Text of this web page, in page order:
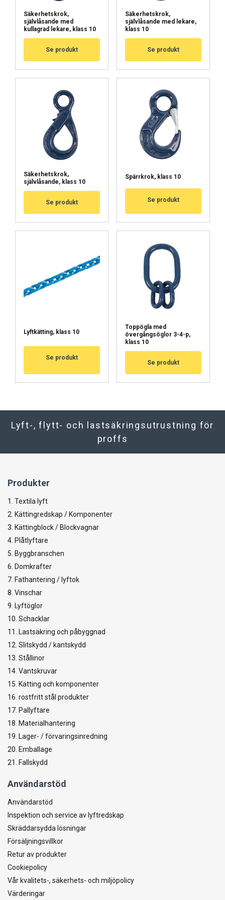
Säkerhetskrok,
självlåsande med
kullagrad lekare, klass 10
Se produkt
Säkerhetskrok,
självlåsande med lekare,
klass 10
Se produkt
Säkerhetskrok,
självlåsande, klass 10
Se produkt
Spärrkrok, klass 10
Se produkt
Lyftkätting, klass 10
Se produkt
Toppögla med
övergångsöglor 3-4-p,
klass 10
Se produkt
Lyft-, flytt- och lastsäkringsutrustning för
proffs
Produkter
1. Textila lyft
2. Kättingredskap / Komponenter
3. Kättingblock / Blockvagnar
4. Plåtlyftare
5. Byggbranschen
6. Domkrafter
7. Fathantering / lyftok
8. Vinschar
9. Lyftöglor
10. Schacklar
11. Lastsäkring och påbyggnad
12. Slitskydd / kantskydd
13. Stållinor
14. Vantskruvar
15. Kätting och komponenter
16. rostfritt stål produkter
17. Pallyftare
18. Materialhantering
19. Lager- / förvaringsinredning
20. Emballage
21. Fallskydd
Användarstöd
Användarstöd
Inspektion och service av lyftredskap
Skräddarsydda lösningar
Försäljningsvillkor
Retur av produkter
Cookiepolicy
Vår kvalitets-, säkerhets- och miljöpolicy
Värderingar
Kohdentavat Toiminnalliset
Luokittelemattomat
HYLKÄÄ KAIKKI
NÄYTÄ TIEDOT
Cookie Policy